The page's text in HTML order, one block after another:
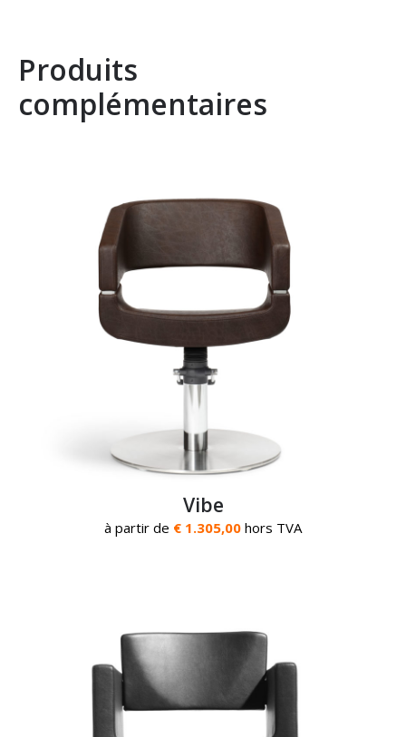
Produits
complémentaires
Vibe
à partir de € 1.305,00 hors TVA